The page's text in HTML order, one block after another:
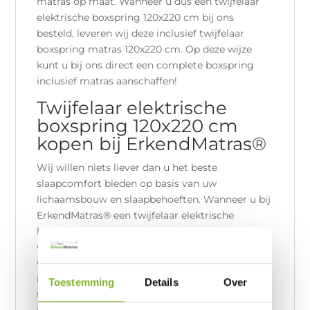
Toestemming Details Over
elektrische boxspring 120x220 cm bij ons
besteld, leveren wij deze inclusief twijfelaar
boxspring matras 120x220 cm. Op deze wijze
kunt u bij ons direct een complete boxspring
inclusief matras aanschaffen!
Twijfelaar elektrische
boxspring 120x220 cm
kopen bij ErkendMatras®
Wij willen niets liever dan u het beste
slaapcomfort bieden op basis van uw
lichaamsbouw en slaapbehoeften. Wanneer u bij
ErkendMatras® een twijfelaar elektrische
boxspring 120x220 cm koopt, bent u dan ook
verzekerd van uitzonderlijke kwaliteit. Daarnaast
wordt de elektrische boxspring geleverd
inclusief ErkendMatras®. Wij produceren uw
twijfelaar elektrische boxspring 120x220 cm